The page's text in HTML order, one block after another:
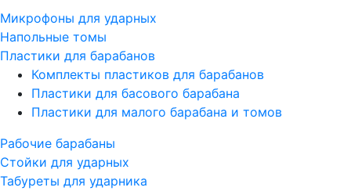
Микрофоны для ударных
Напольные томы
Пластики для барабанов
Комплекты пластиков для барабанов
Пластики для басового барабана
Пластики для малого барабана и томов
Рабочие барабаны
Стойки для ударных
Табуреты для ударника